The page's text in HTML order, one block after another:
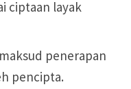
ciptaan layak
penerapan
pencipta.